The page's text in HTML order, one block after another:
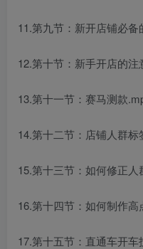
11.第九节：新开店铺必
12.第十节：新手开店的注
13.第十一节：赛马测款
14.第十二节：店铺人群标
15.第十三节：如何修正人
16.第十四节：如何制作
17.第十五节：直通车开车